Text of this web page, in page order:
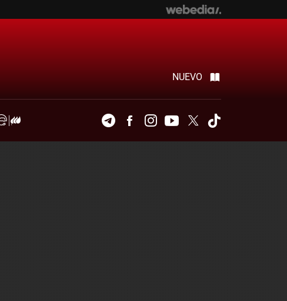
NUEVO
TelegramFacebookInstagramYoutubeTwitter